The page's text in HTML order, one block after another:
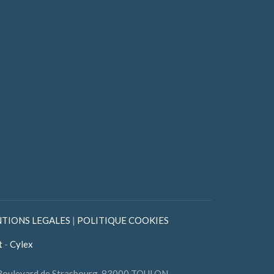
LEGALES | POLITIQUE COOKIES
- Cylex